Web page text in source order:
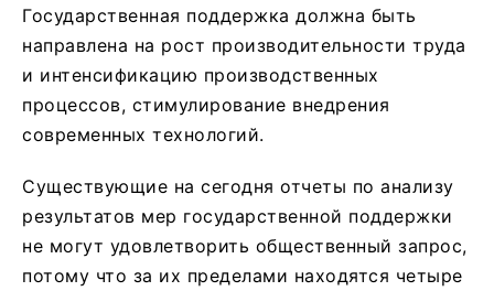
Государственная поддержка должна быть
направлена на рост производительности труда
и интенсификацию производственных
процессов, стимулирование внедрения
современных технологий.
Существующие на сегодня отчеты по анализу
результатов мер государственной поддержки
не могут удовлетворить общественный запрос,
потому что за их пределами находятся четыре